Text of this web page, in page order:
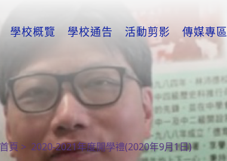
學校概覽 學校通告 活動剪影 傳媒專區
首頁 > 2020-2021年度開學禮(2020年9月1日)